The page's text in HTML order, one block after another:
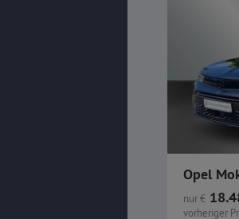
nur€
vorheriger